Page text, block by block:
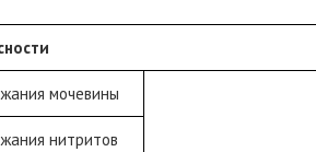
мочевины
нитритов